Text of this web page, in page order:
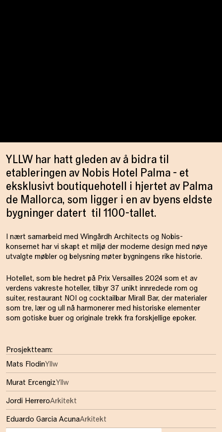
YLLW har hatt gleden av å bidra til
etableringen av Nobis Hotel Palma - et
eksklusivt boutiquehotell i hjertet av Palma
de Mallorca, som ligger i en av byens eldste
bygninger datert til 1100-tallet.
I nært samarbeid med Wingårdh Architects og Nobis-
konsernet har vi skapt et miljø der moderne design med nøye
utvalgte møbler og belysning møter bygningens rike historie.
Hotellet, som ble hedret på Prix Versailles 2024 som et av
verdens vakreste hoteller, tilbyr 37 unikt innredede rom og
suiter, restaurant NOI og cocktailbar Mirall Bar, der materialer
som tre, lær og ull nå harmonerer med historiske elementer
som gotiske buer og originale trekk fra forskjellige epoker.
Prosjektteam:
Mats FlodinYllw
Murat ErcengizYllw
Jordi HerreroArkitekt
Eduardo Garcia AcunaArkitekt